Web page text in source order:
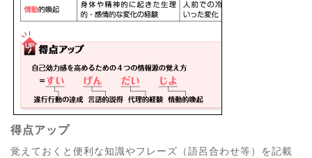
得点アップ
覚えておくと便利な知識やフレーズ（語呂合わせ等）を記載